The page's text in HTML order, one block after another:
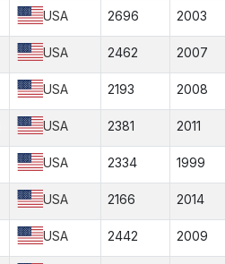
USA 2696 2003
USA 2462 2007
USA 2193 2008
USA 2381 2011
USA 2334 1999
USA 2166 2014
USA 2442 2009